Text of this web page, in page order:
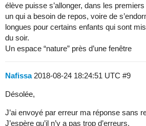
élève puisse s’allonger, dans les
un qui a besoin de repos, voire de
longues pour certains enfants qui sont
du soir.
Un espace “nature” près d’une fenêtre
Nafissa 2018-08-24 18:24:51 UTC #9
Désolée,
J’ai envoyé par erreur ma réponse sans
J’espère qu’il n’y a pas trop d’erreurs.